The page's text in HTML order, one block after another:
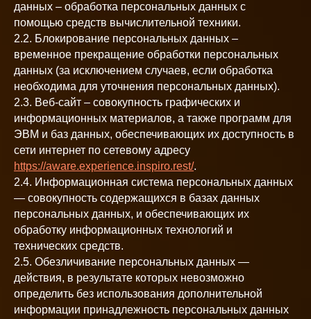
данных – обработка персональных данных с
помощью средств вычислительной техники.
2.2. Блокирование персональных данных –
временное прекращение обработки персональных
данных (за исключением случаев, если обработка
необходима для уточнения персональных данных).
2.3. Веб-сайт – совокупность графических и
информационных материалов, а также программ для
ЭВМ и баз данных, обеспечивающих их доступность в
сети интернет по сетевому адресу
https://aware.experience.inspiro.rest/.
2.4. Информационная система персональных данных
— совокупность содержащихся в базах данных
персональных данных, и обеспечивающих их
обработку информационных технологий и
технических средств.
2.5. Обезличивание персональных данных —
действия, в результате которых невозможно
определить без использования дополнительной
информации принадлежность персональных данных